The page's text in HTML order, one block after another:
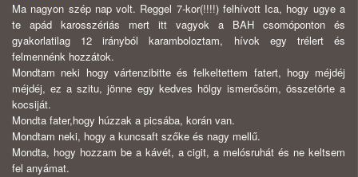
Ma nagyon szép nap volt. Reggel 7-kor(!!!!) felhívott Ica, hogy ugye a
te apád karosszériás mert itt vagyok a BAH csomóponton és
gyakorlatilag 12 irányból karamboloztam, hívok egy trélert és
felmennénk hozzátok.
Mondtam neki hogy vártenzibitte és felkeltettem fatert, hogy méjdéj
méjdéj, ez a szitu, jönne egy kedves hölgy ismerősöm, összetörte a
kocsiját.
Mondta fater,hogy húzzak a picsába, korán van.
Mondtam neki, hogy a kuncsaft szőke és nagy mellű.
Mondta, hogy hozzam be a kávét, a cigit, a melósruhát és ne keltsem
fel anyámat.